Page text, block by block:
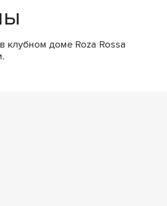
клубном доме Roza Rossa